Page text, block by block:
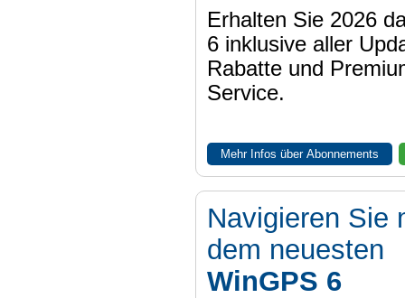
Erhalten Sie 2026
6 inklusive aller
Rabatte und
Service.
Mehr Infos über Abonnements
Navigieren Sie
dem neuesten
WinGPS 6